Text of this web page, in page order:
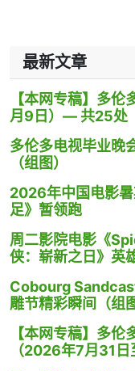
最新文章
【本网专稿】多
月9日）— 共25处
多伦多电视毕业晚
（组图）
2026年中国电影
足》暂领跑
周二影院电影《
侠：崭新之日》英
Cobourg
雕节精彩瞬间（组
【本网专稿】多
（2026年7月31